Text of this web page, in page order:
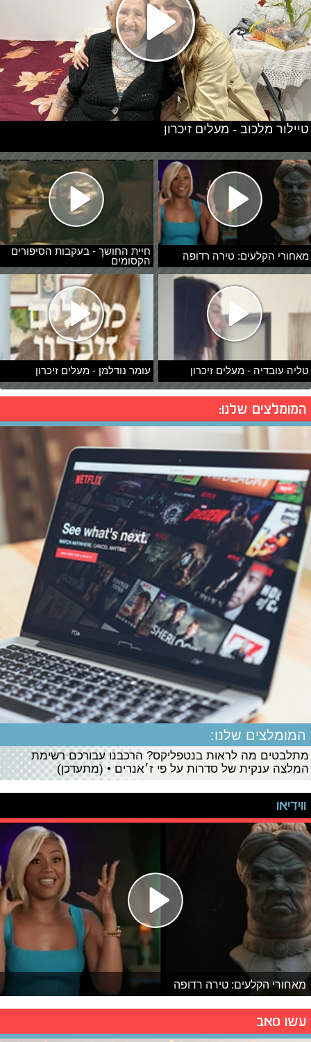
מאחורי הקלעים: טירה רדופה
חיית החושך - בעקבות הסיפורים
הקסומים
טליה עובדיה - מעלים זיכרון עומר נודלמן - מעלים זיכרון
טיילור מלכוב - מעלים זיכרון
המומלצים שלנו:
המומלצים שלנו:
מתלבטים מה לראות בנטפליקס? הרכבנו עבורכם רשימת
המלצה ענקית של סדרות על פי ז׳אנרים • (מתעדכן)
ווידיאו
מאחורי הקלעים: טירה רדופה
עשו סאב